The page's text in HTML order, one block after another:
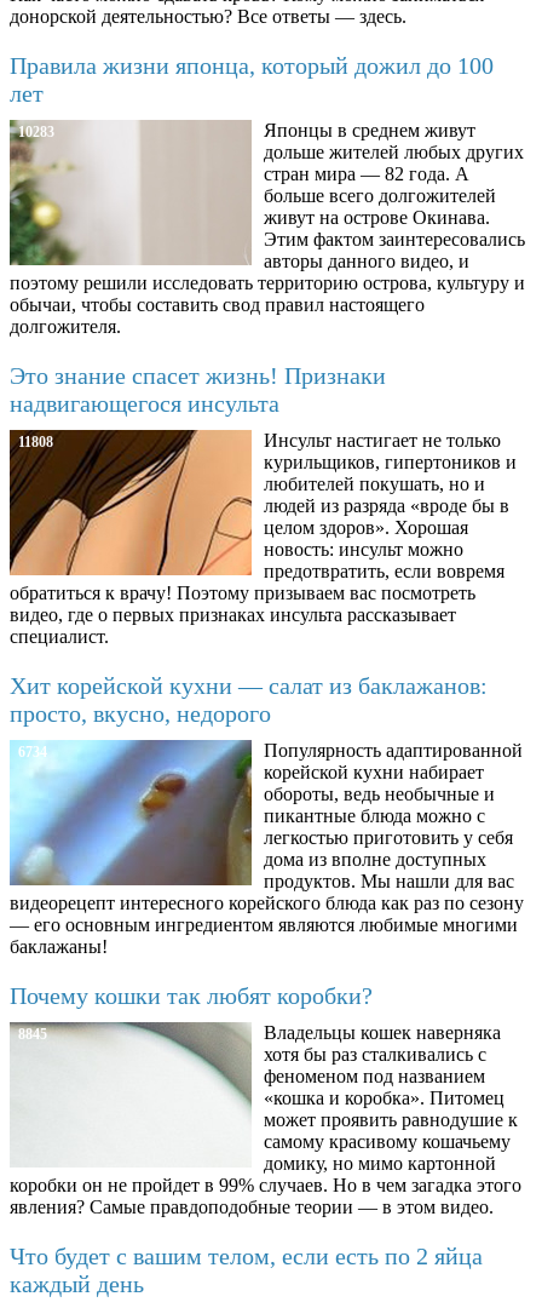
донорской деятельностью? Все ответы — здесь.
Правила жизни японца, который дожил до 100
лет
10283
Японцы в среднем живут
дольше жителей любых других
стран мира — 82 года. А
больше всего долгожителей
живут на острове Окинава.
Этим фактом заинтересовались
авторы данного видео, и
поэтому решили исследовать территорию острова, культуру и
обычаи, чтобы составить свод правил настоящего
долгожителя.
Это знание спасет жизнь! Признаки
надвигающегося инсульта
11808
Инсульт настигает не только
курильщиков, гипертоников и
любителей покушать, но и
людей из разряда «вроде бы в
целом здоров». Хорошая
новость: инсульт можно
предотвратить, если вовремя
обратиться к врачу! Поэтому призываем вас посмотреть
видео, где о первых признаках инсульта рассказывает
специалист.
Хит корейской кухни — салат из баклажанов:
просто, вкусно, недорого
6734
Популярность адаптированной
корейской кухни набирает
обороты, ведь необычные и
пикантные блюда можно с
легкостью приготовить у себя
дома из вполне доступных
продуктов. Мы нашли для вас
видеорецепт интересного корейского блюда как раз по сезону
— его основным ингредиентом являются любимые многими
баклажаны!
Почему кошки так любят коробки?
8845
Владельцы кошек наверняка
хотя бы раз сталкивались с
феноменом под названием
«кошка и коробка». Питомец
может проявить равнодушие к
самому красивому кошачьему
домику, но мимо картонной
коробки он не пройдет в 99% случаев. Но в чем загадка этого
явления? Самые правдоподобные теории — в этом видео.
Что будет с вашим телом, если есть по 2 яйца
каждый день